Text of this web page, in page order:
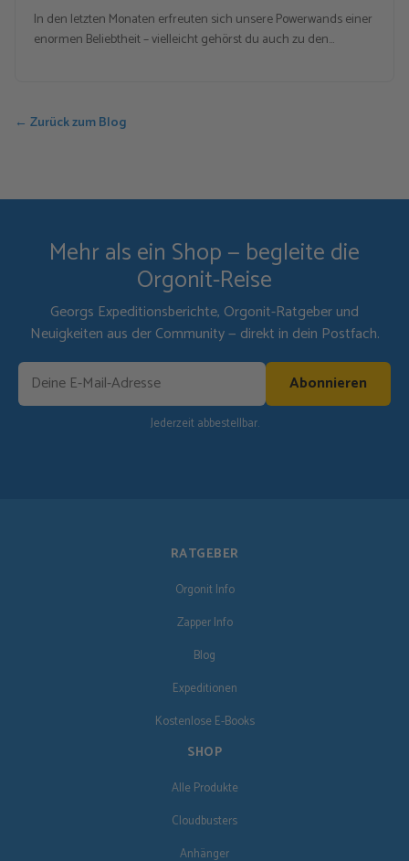
In den letzten Monaten erfreuten sich unsere Powerwands einer
enormen Beliebtheit – vielleicht gehörst du auch zu den…
← Zurück zum Blog
Mehr als ein Shop — begleite die
Orgonit-Reise
Georgs Expeditionsberichte, Orgonit-Ratgeber und
Neuigkeiten aus der Community — direkt in dein Postfach.
Abonnieren
Jederzeit abbestellbar.
RATGEBER
Orgonit Info
Zapper Info
Blog
Expeditionen
Kostenlose E-Books
SHOP
Alle Produkte
Cloudbusters
Anhänger